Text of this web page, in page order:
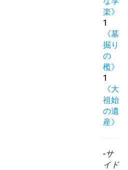
楽》
1
《墓
掘り
の
檻》
1
《大
祖始
の遺
産》
-サ
イド